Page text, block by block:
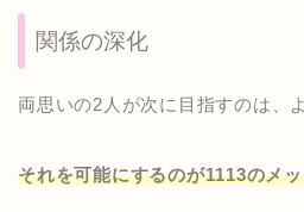
関係の深化
両思いの2人が次に目指すのは、
それを可能にするのが1113のメ